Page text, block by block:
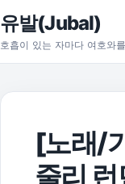
본문으로 건너뛰기
유발(Jubal)
호흡이 있는 자마다 여호와
[노래/
줄리